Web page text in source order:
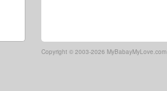
Copyright © 2003-2026